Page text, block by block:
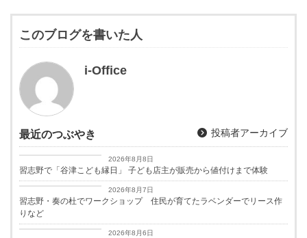
このブログを書いた人
i-Office
最近のつぶやき 投稿者アーカイブ
2026年8月8日
習志野で「谷津こども縁日」 子ども店主が販売から値付けまで体験
習志野経済新聞
2026年8月7日
習志野・奏の杜でワークショップ 住民が育てたラベンダーでリース作
りなど
習志野経済新聞
2026年8月6日